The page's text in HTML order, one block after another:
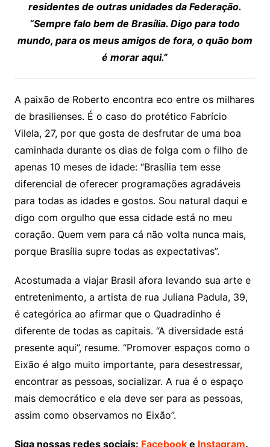
residentes de outras unidades da Federação.
“Sempre falo bem de Brasília. Digo para todo
mundo, para os meus amigos de fora, o quão bom
é morar aqui.”
A paixão de Roberto encontra eco entre os milhares
de brasilienses. É o caso do protético Fabrício
Vilela, 27, por que gosta de desfrutar de uma boa
caminhada durante os dias de folga com o filho de
apenas 10 meses de idade: “Brasília tem esse
diferencial de oferecer programações agradáveis
para todas as idades e gostos. Sou natural daqui e
digo com orgulho que essa cidade está no meu
coração. Quem vem para cá não volta nunca mais,
porque Brasília supre todas as expectativas”.
Acostumada a viajar Brasil afora levando sua arte e
entretenimento, a artista de rua Juliana Padula, 39,
é categórica ao afirmar que o Quadradinho é
diferente de todas as capitais. “A diversidade está
presente aqui”, resume. “Promover espaços como o
Eixão é algo muito importante, para desestressar,
encontrar as pessoas, socializar. A rua é o espaço
mais democrático e ela deve ser para as pessoas,
assim como observamos no Eixão”.
Siga nossas redes sociais: Facebook e Instagram.